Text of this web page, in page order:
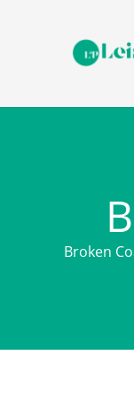
Broken